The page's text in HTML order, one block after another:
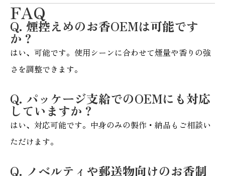
FAQ
Q. 煙控えめのお香OEMは可能です
か？
はい、可能です。使用シーンに合わせて煙量や香りの強
さを調整できます。
Q. パッケージ支給でのOEMにも対応
していますか？
はい、対応可能です。中身のみの製作・納品もご相談い
ただけます。
Q. ノベルティや郵送物向けのお香制